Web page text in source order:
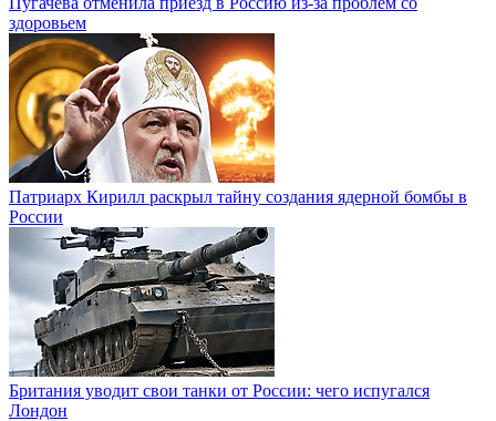
здоровьем
Патриарх Кирилл раскрыл тайну создания ядерной бомбы в
России
Британия уводит свои танки от России: чего испугался
Лондон